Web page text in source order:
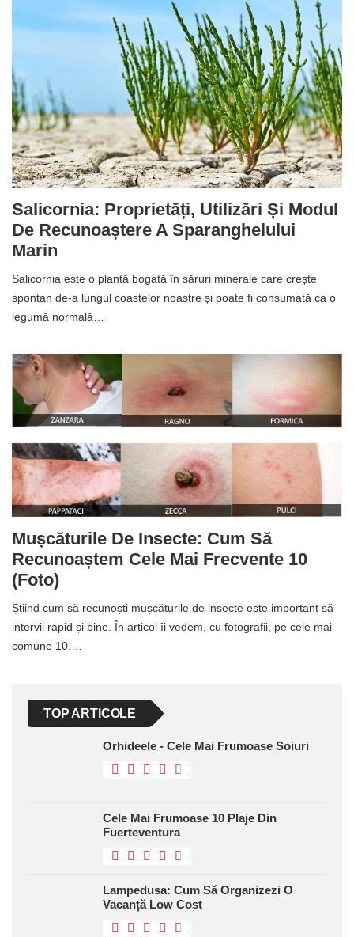
Salicornia: Proprietăți, Utilizări Și Modul
De Recunoaștere A Sparanghelului
Marin
Salicornia este o plantă bogată în săruri minerale care crește
spontan de-a lungul coastelor noastre și poate fi consumată ca o
legumă normală…
Mușcăturile De Insecte: Cum Să
Recunoaștem Cele Mai Frecvente 10
(foto)
Știind cum să recunoști mușcăturile de insecte este important să
intervii rapid și bine. În articol îi vedem, cu fotografii, pe cele mai
comune 10.…
TOP ARTICOLE
Orhideele - Cele Mai Frumoase Soiuri
Cele Mai Frumoase 10 Plaje Din
Fuerteventura
Lampedusa: Cum Să Organizezi O
Vacanță Low Cost